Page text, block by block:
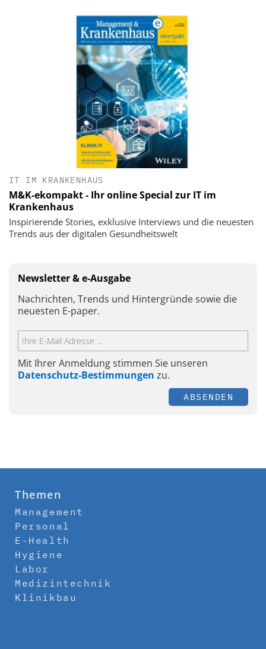
IT IM KRANKENHAUS
M&K-ekompakt - Ihr online Special zur IT im
Krankenhaus
Inspirierende Stories, exklusive Interviews und die neuesten
Trends aus der digitalen Gesundheitswelt
Newsletter & e-Ausgabe
Nachrichten, Trends und Hintergründe sowie die
neuesten E-paper.
Mit Ihrer Anmeldung stimmen Sie unseren
Datenschutz-Bestimmungen zu.
ABSENDEN
Themen
Management
Personal
E-Health
Hygiene
Labor
Medizintechnik
Klinikbau